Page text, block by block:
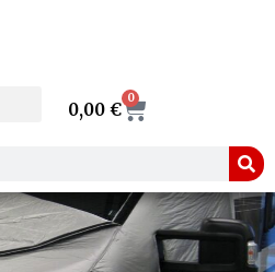
0,00 €
0
Cart